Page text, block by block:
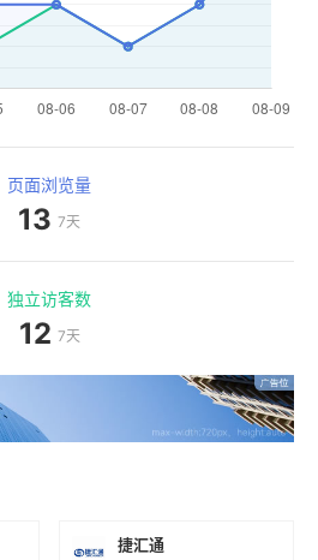
页面浏览量
13 7天
独立访客数
12 7天
捷汇通